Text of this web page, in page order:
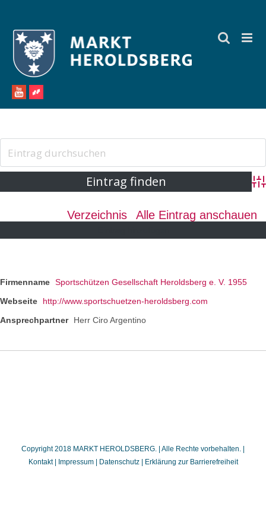
springen
Verzeichnis Alle Eintrag anschauen
Firmenname Sportschützen Gesellschaft Heroldsberg e. V. 1955
Webseite
http://www.sportschuetzen-heroldsberg.com
Ansprechpartner
Herr Ciro Argentino
Copyright 2018 MARKT HEROLDSBERG. | Alle Rechte vorbehalten. |
Kontakt
Impressum| Datenschutz| Erklärung zur Barrierefreiheit